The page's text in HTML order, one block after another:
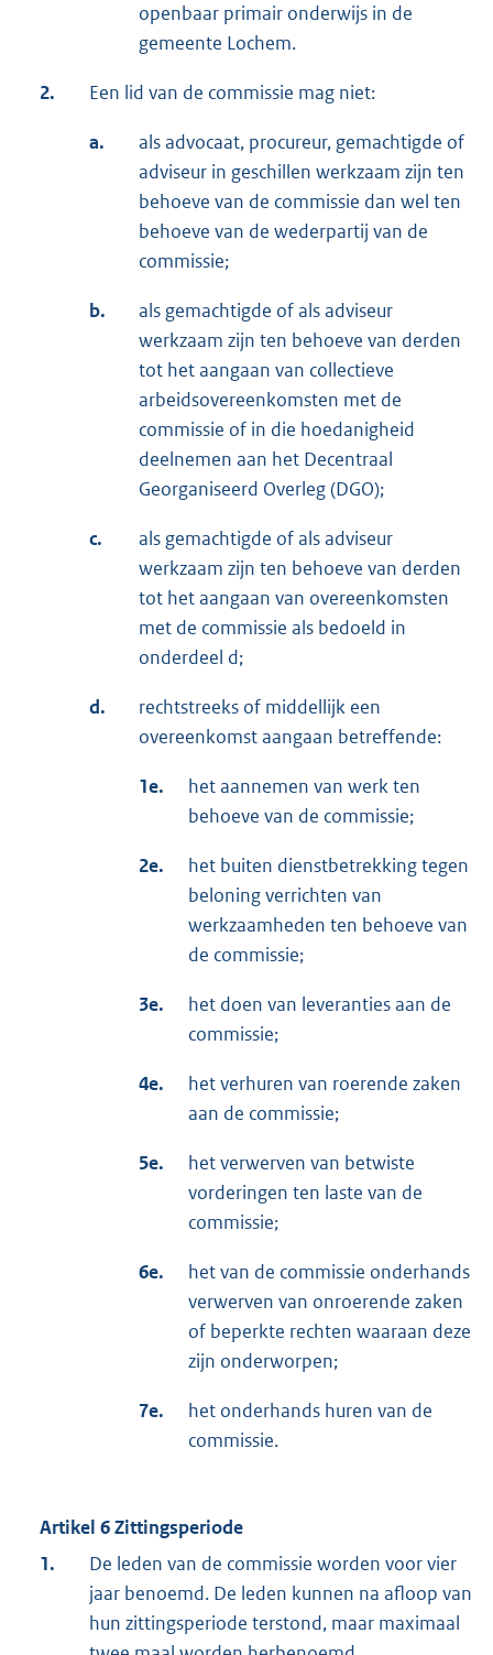
openbaar primair onderwijs in de
gemeente Lochem.
2. Een lid van de commissie mag niet:
a.
als advocaat, procureur, gemachtigde of
adviseur in geschillen werkzaam zijn ten
behoeve van de commissie dan wel ten
behoeve van de wederpartij van de
commissie;
b.
als gemachtigde of als adviseur
werkzaam zijn ten behoeve van derden
tot het aangaan van collectieve
arbeidsovereenkomsten met de
commissie of in die hoedanigheid
deelnemen aan het Decentraal
Georganiseerd Overleg (DGO);
c.
als gemachtigde of als adviseur
werkzaam zijn ten behoeve van derden
tot het aangaan van overeenkomsten
met de commissie als bedoeld in
onderdeel d;
d.
rechtstreeks of middellijk een
overeenkomst aangaan betreffende:
1e.
het aannemen van werk ten
behoeve van de commissie;
2e.
het buiten dienstbetrekking tegen
beloning verrichten van
werkzaamheden ten behoeve van
de commissie;
3e.
het doen van leveranties aan de
commissie;
4e.
het verhuren van roerende zaken
aan de commissie;
5e.
het verwerven van betwiste
vorderingen ten laste van de
commissie;
6e.
het van de commissie onderhands
verwerven van onroerende zaken
of beperkte rechten waaraan deze
zijn onderworpen;
7e.
het onderhands huren van de
commissie.
Artikel 6 Zittingsperiode
1.
De leden van de commissie worden voor vier
jaar benoemd. De leden kunnen na afloop van
hun zittingsperiode terstond, maar maximaal